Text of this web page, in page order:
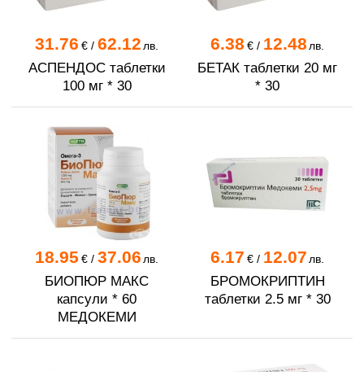
31.76 €/ 62.12 лв.
АСПЕНДОС таблетки
100 мг * 30
6.38 €/ 12.48 лв.
БЕТАК таблетки 20 мг
* 30
18.95 €/ 37.06 лв.
БИОПЮР МАКС
капсули * 60
МЕДОКЕМИ
6.17 €/ 12.07 лв.
БРОМОКРИПТИН
таблетки 2.5 мг * 30